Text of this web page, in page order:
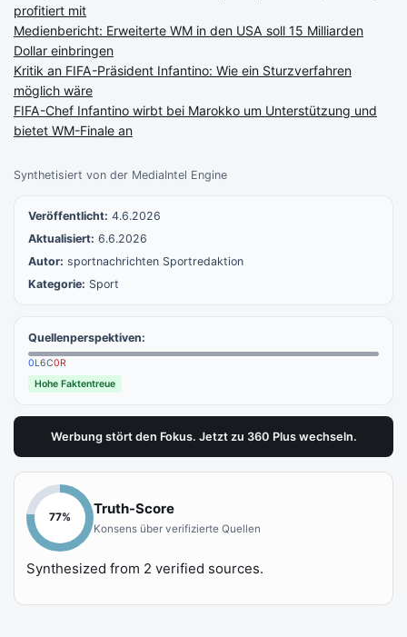
Synthetisiert von der MediaIntel Engine
Veröffentlicht: 4.6.2026
Aktualisiert: 6.6.2026
Autor: sportnachrichten Sportredaktion
Kategorie: Sport
Quellenperspektiven:
0L6C0R
Hohe Faktentreue
Werbung stört den Fokus. Jetzt zu 360 Plus wechseln.
profitiert mit
Medienbericht: Erweiterte WM in den USA soll 15 Milliarden
Dollar einbringen
Kritik an FIFA-Präsident Infantino: Wie ein Sturzverfahren
möglich wäre
FIFA-Chef Infantino wirbt bei Marokko um Unterstützung und
bietet WM-Finale an
77%
Truth-Score
Konsens über verifizierte Quellen
Synthesized from 2 verified sources.